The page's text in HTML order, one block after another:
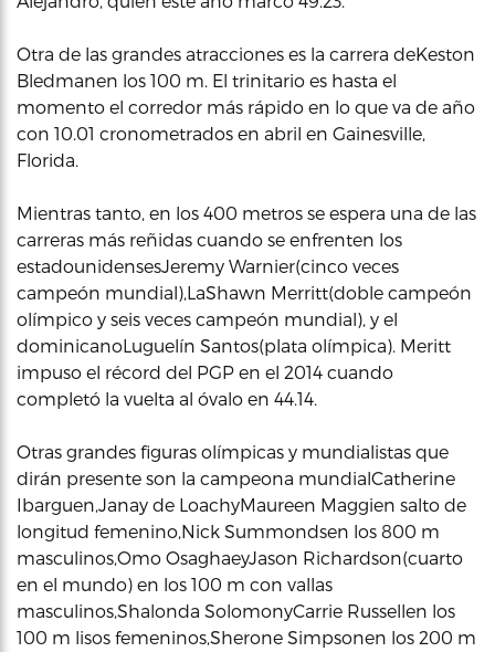
Otra de las grandes atracciones es la carrera deKeston
Bledmanen los 100 m. El trinitario es hasta el
momento el corredor más rápido en lo que va de año
con 10.01 cronometrados en abril en Gainesville,
Florida.
Mientras tanto, en los 400 metros se espera una de las
carreras más reñidas cuando se enfrenten los
estadounidensesJeremy Warnier(cinco veces
campeón mundial),LaShawn Merritt(doble campeón
olímpico y seis veces campeón mundial), y el
dominicanoLuguelín Santos(plata olímpica). Meritt
impuso el récord del PGP en el 2014 cuando
completó la vuelta al óvalo en 44.14.
Otras grandes figuras olímpicas y mundialistas que
dirán presente son la campeona mundialCatherine
Ibarguen,Janay de LoachyMaureen Maggien salto de
longitud femenino,Nick Summondsen los 800 m
masculinos,Omo OsaghaeyJason Richardson(cuarto
en el mundo) en los 100 m con vallas
masculinos,Shalonda SolomonyCarrie Russellen los
100 m lisos femeninos,Sherone Simpsonen los 200 m